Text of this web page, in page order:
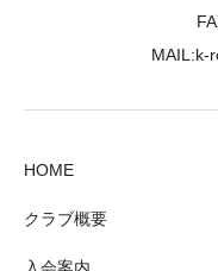
MAIL:k-
HOME
クラブ概要